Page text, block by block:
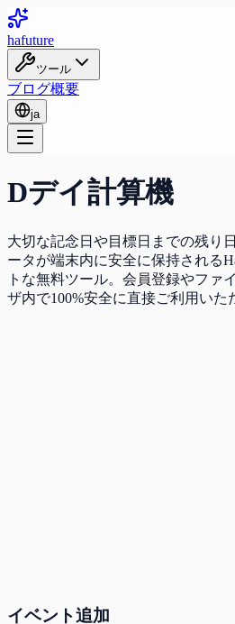
hafuture
ツール
ブログ概要
ja
Dデイ計算機
大切な記念日や目標日までの残り
ータが端末内に安全に保持される
トな無料ツール。会員登録やファ
ザ内で100%安全に直接ご利用いた
イベント追加